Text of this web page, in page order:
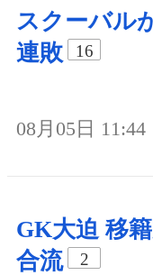
スクーバル
連敗
16
08月05日 11:44
GK大迫 移
合流
2